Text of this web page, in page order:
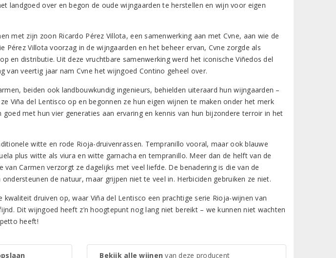
landgoed over en begon de oude wijngaarden te herstellen en wijn voor eigen
met zijn zoon Ricardo Pérez Villota, een samenwerking aan met Cvne, aan wie de
Pérez Villota voorzag in de wijngaarden en het beheer ervan, Cvne zorgde als
en distributie. Uit deze vruchtbare samenwerking werd het iconische Viñedos del
van veertig jaar nam Cvne het wijngoed Contino geheel over.
beiden ook landbouwkundig ingenieurs, behielden uiteraard hun wijngaarden –
Viña del Lentisco op en begonnen ze hun eigen wijnen te maken onder het merk
goed met hun vier generaties aan ervaring en kennis van hun bijzondere terroir in het
witte en rode Rioja-druivenrassen. Tempranillo vooral, maar ook blauwe
plus witte als viura en witte garnacha en tempranillo. Meer dan de helft van de
van Carmen verzorgt ze dagelijks met veel liefde. De benadering is die van de
de natuur, maar grijpen niet te veel in. Herbiciden gebruiken ze niet.
druiven op, waar Viña del Lentisco een prachtige serie Rioja-wijnen van
Dit wijngoed heeft z’n hoogtepunt nog lang niet bereikt – we kunnen niet wachten
heeft!
Bekijk alle wijnen van deze producent